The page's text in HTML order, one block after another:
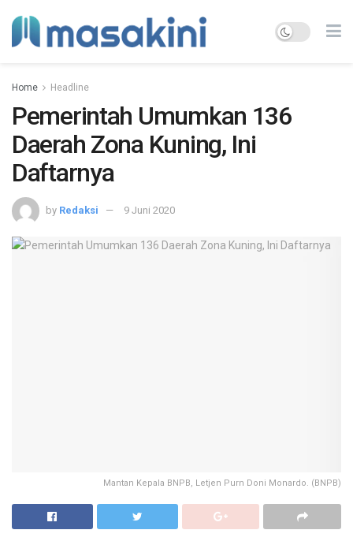
Home Headline
Pemerintah Umumkan 136
Daerah Zona Kuning, Ini
Daftarnya
by Redaksi 9 Juni 2020
Mantan Kepala BNPB, Letjen Purn Doni Monardo. (BNPB)